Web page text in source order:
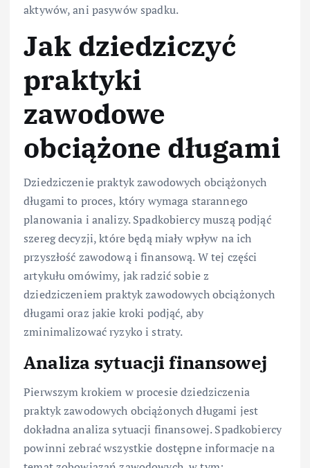
aktywów, ani pasywów spadku.
Jak dziedziczyć
praktyki
zawodowe
obciążone długami
Dziedziczenie praktyk zawodowych obciążonych
długami to proces, który wymaga starannego
planowania i analizy. Spadkobiercy muszą podjąć
szereg decyzji, które będą miały wpływ na ich
przyszłość zawodową i finansową. W tej części
artykułu omówimy, jak radzić sobie z
dziedziczeniem praktyk zawodowych obciążonych
długami oraz jakie kroki podjąć, aby
zminimalizować ryzyko i straty.
Analiza sytuacji finansowej
Pierwszym krokiem w procesie dziedziczenia
praktyk zawodowych obciążonych długami jest
dokładna analiza sytuacji finansowej. Spadkobiercy
powinni zebrać wszystkie dostępne informacje na